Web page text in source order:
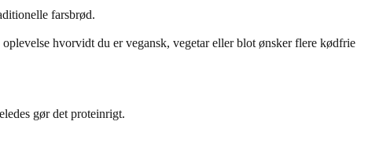
farsbrød.
hvorvidt du er vegansk, vegetar eller blot ønsker flere kødfrie
gør det proteinrigt.